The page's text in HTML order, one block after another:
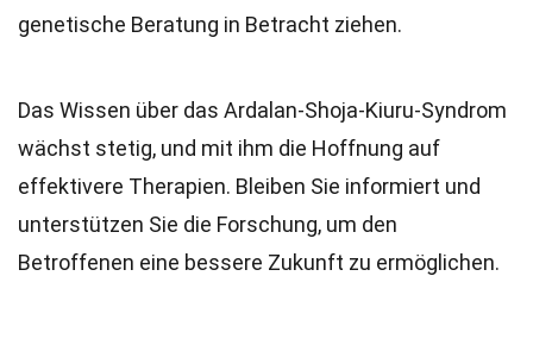
genetische Beratung in Betracht ziehen.
Das Wissen über das Ardalan-Shoja-Kiuru-Syndrom
wächst stetig, und mit ihm die Hoffnung auf
effektivere Therapien. Bleiben Sie informiert und
unterstützen Sie die Forschung, um den
Betroffenen eine bessere Zukunft zu ermöglichen.